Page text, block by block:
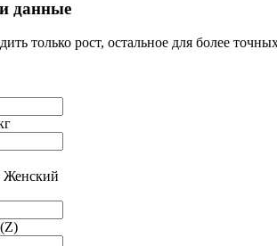
данные
только рост, остальное для более
Женский